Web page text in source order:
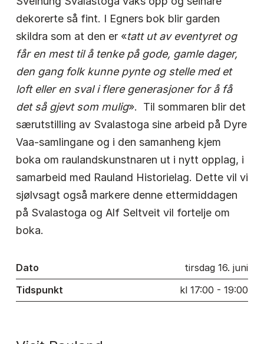
dekorerte så fint. I Egners bok blir garden
skildra som at den er «tatt ut av eventyret og
får en mest til å tenke på gode, gamle dager,
den gang folk kunne pynte og stelle med et
loft eller en sval i flere generasjoner for å få
det så gjevt som mulig». Til sommaren blir det
særutstilling av Svalastoga sine arbeid på Dyre
Vaa-samlingane og i den samanheng kjem
boka om raulandskunstnaren ut i nytt opplag, i
samarbeid med Rauland Historielag. Dette vil vi
sjølvsagt også markere denne ettermiddagen
på Svalastoga og Alf Seltveit vil fortelje om
boka.
Dato
tirsdag 16. juni
Tidspunkt
kl 17:00 - 19:00